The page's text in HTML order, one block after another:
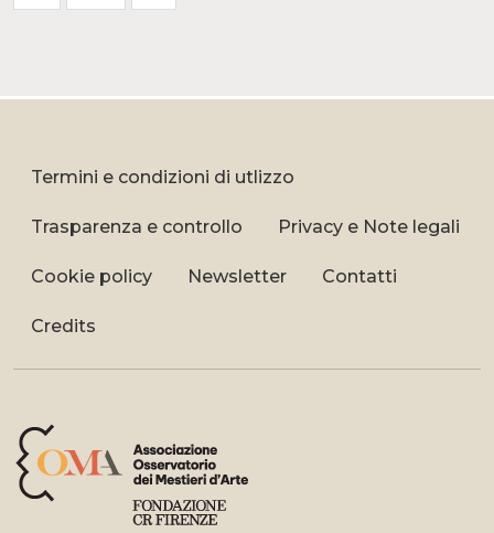
Termini e condizioni di utlizzo
Trasparenza e controllo Privacy e Note legali
Cookie policy Newsletter Contatti
Credits